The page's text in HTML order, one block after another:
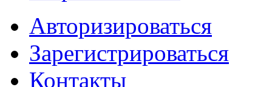
Авторизироваться
Зарегистрироваться
Контакты